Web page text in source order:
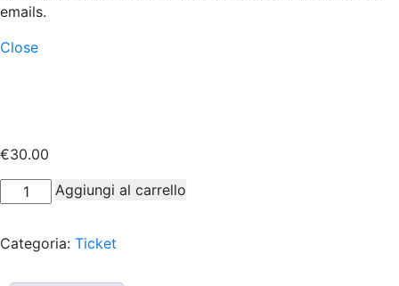
emails.
Close
€30.00
Noleggio
per
Aggiungi al carrello
Categoria: Ticket